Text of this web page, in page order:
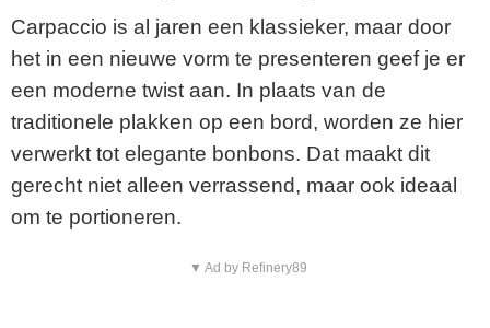
Carpaccio is al jaren een klassieker, maar door
het in een nieuwe vorm te presenteren geef je er
een moderne twist aan. In plaats van de
traditionele plakken op een bord, worden ze hier
verwerkt tot elegante bonbons. Dat maakt dit
gerecht niet alleen verrassend, maar ook ideaal
om te portioneren.
▼ Ad by Refinery89